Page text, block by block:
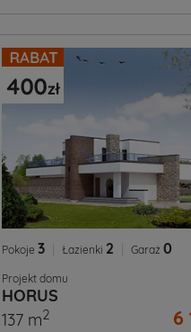
Pokoje 3 Łazienki 2 Garaż 0
Projekt domu
HORUS
6
137 m2